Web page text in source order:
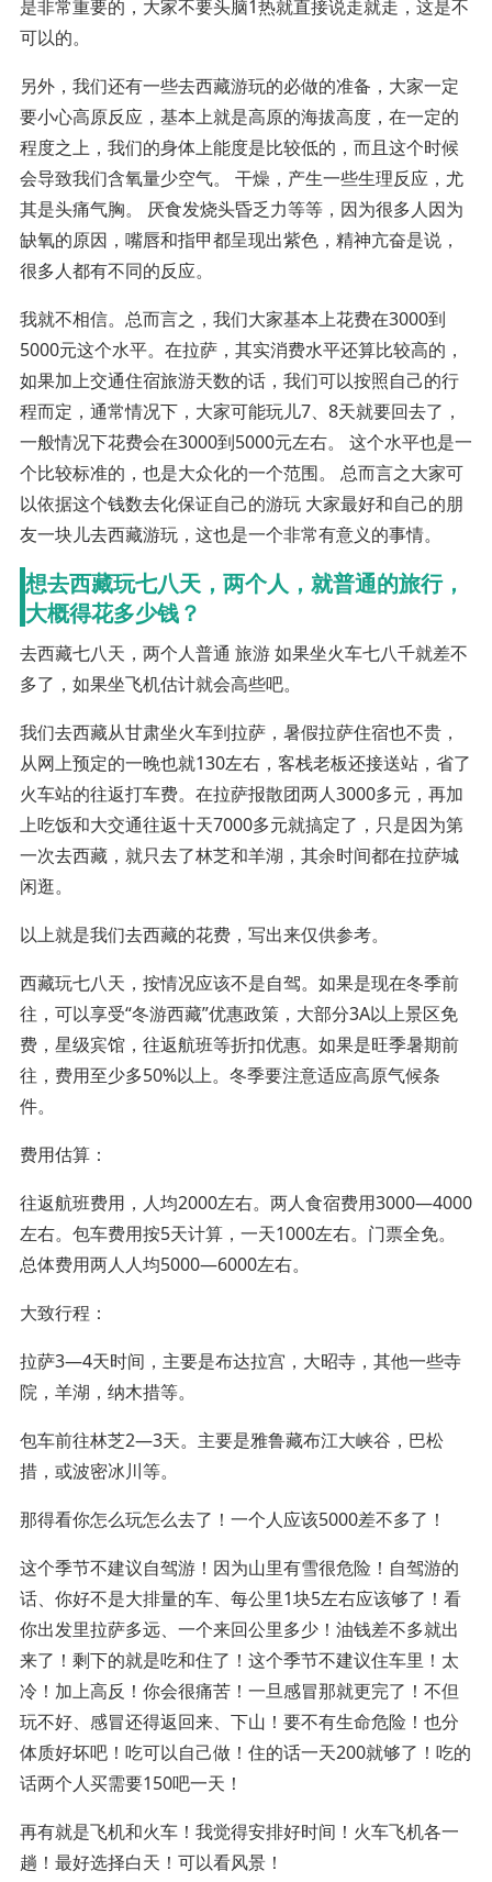
是非常重要的，大家不要头脑1热就直接说走就走，这是不
可以的。
另外，我们还有一些去西藏游玩的必做的准备，大家一定
要小心高原反应，基本上就是高原的海拔高度，在一定的
程度之上，我们的身体上能度是比较低的，而且这个时候
会导致我们含氧量少空气。 干燥，产生一些生理反应，尤
其是头痛气胸。 厌食发烧头昏乏力等等，因为很多人因为
缺氧的原因，嘴唇和指甲都呈现出紫色，精神亢奋是说，
很多人都有不同的反应。
我就不相信。总而言之，我们大家基本上花费在3000到
5000元这个水平。在拉萨，其实消费水平还算比较高的，
如果加上交通住宿旅游天数的话，我们可以按照自己的行
程而定，通常情况下，大家可能玩儿7、8天就要回去了，
一般情况下花费会在3000到5000元左右。 这个水平也是一
个比较标准的，也是大众化的一个范围。 总而言之大家可
以依据这个钱数去化保证自己的游玩 大家最好和自己的朋
友一块儿去西藏游玩，这也是一个非常有意义的事情。
想去西藏玩七八天，两个人，就普通的旅行，
大概得花多少钱？
去西藏七八天，两个人普通 旅游 如果坐火车七八千就差不
多了，如果坐飞机估计就会高些吧。
我们去西藏从甘肃坐火车到拉萨，暑假拉萨住宿也不贵，
从网上预定的一晚也就130左右，客栈老板还接送站，省了
火车站的往返打车费。在拉萨报散团两人3000多元，再加
上吃饭和大交通往返十天7000多元就搞定了，只是因为第
一次去西藏，就只去了林芝和羊湖，其余时间都在拉萨城
闲逛。
以上就是我们去西藏的花费，写出来仅供参考。
西藏玩七八天，按情况应该不是自驾。如果是现在冬季前
往，可以享受“冬游西藏”优惠政策，大部分3A以上景区免
费，星级宾馆，往返航班等折扣优惠。如果是旺季暑期前
往，费用至少多50%以上。冬季要注意适应高原气候条
件。
费用估算：
往返航班费用，人均2000左右。两人食宿费用3000—4000
左右。包车费用按5天计算，一天1000左右。门票全免。
总体费用两人人均5000—6000左右。
大致行程：
拉萨3—4天时间，主要是布达拉宫，大昭寺，其他一些寺
院，羊湖，纳木措等。
包车前往林芝2—3天。主要是雅鲁藏布江大峡谷，巴松
措，或波密冰川等。
那得看你怎么玩怎么去了！一个人应该5000差不多了！
这个季节不建议自驾游！因为山里有雪很危险！自驾游的
话、你好不是大排量的车、每公里1块5左右应该够了！看
你出发里拉萨多远、一个来回公里多少！油钱差不多就出
来了！剩下的就是吃和住了！这个季节不建议住车里！太
冷！加上高反！你会很痛苦！一旦感冒那就更完了！不但
玩不好、感冒还得返回来、下山！要不有生命危险！也分
体质好坏吧！吃可以自己做！住的话一天200就够了！吃的
话两个人买需要150吧一天！
再有就是飞机和火车！我觉得安排好时间！火车飞机各一
趟！最好选择白天！可以看风景！